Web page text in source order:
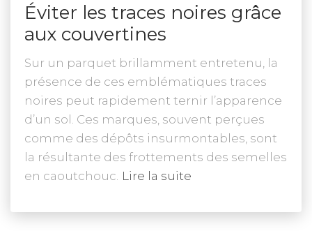
Éviter les traces noires grâce
aux couvertines
Sur un parquet brillamment entretenu, la
présence de ces emblématiques traces
noires peut rapidement ternir l’apparence
d’un sol. Ces marques, souvent perçues
comme des dépôts insurmontables, sont
la résultante des frottements des semelles
en caoutchouc. Lire la suite